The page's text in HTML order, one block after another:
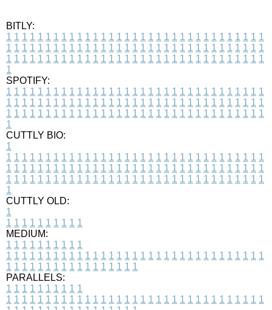
BITLY:
1 1 1 1 1 1 1 1 1 1 1 1 1 1 1 1 1 1 1 1 1 1 1 1 1 1 1 1 1 1 1 1 1
1 1 1 1 1 1 1 1 1 1 1 1 1 1 1 1 1 1 1 1 1 1 1 1 1 1 1 1 1 1 1 1 1
1 1 1 1 1 1 1 1 1 1 1 1 1 1 1 1 1 1 1 1 1 1 1 1 1 1 1 1 1 1 1 1 1
1
SPOTIFY:
1 1 1 1 1 1 1 1 1 1 1 1 1 1 1 1 1 1 1 1 1 1 1 1 1 1 1 1 1 1 1 1 1
1 1 1 1 1 1 1 1 1 1 1 1 1 1 1 1 1 1 1 1 1 1 1 1 1 1 1 1 1 1 1 1 1
1 1 1 1 1 1 1 1 1 1 1 1 1 1 1 1 1 1 1 1 1 1 1 1 1 1 1 1 1 1 1 1 1
1
CUTTLY BIO:
1
1 1 1 1 1 1 1 1 1 1 1 1 1 1 1 1 1 1 1 1 1 1 1 1 1 1 1 1 1 1 1 1 1
1 1 1 1 1 1 1 1 1 1 1 1 1 1 1 1 1 1 1 1 1 1 1 1 1 1 1 1 1 1 1 1 1
1 1 1 1 1 1 1 1 1 1 1 1 1 1 1 1 1 1 1 1 1 1 1 1 1 1 1 1 1 1 1 1 1
1
CUTTLY OLD:
1
1 1 1 1 1 1 1 1 1 1
MEDIUM:
1 1 1 1 1 1 1 1 1 1
1 1 1 1 1 1 1 1 1 1 1 1 1 1 1 1 1 1 1 1 1 1 1 1 1 1 1 1 1 1 1 1 1
1 1 1 1 1 1 1 1 1 1 1 1 1 1 1 1 1
PARALLELS:
1 1 1 1 1 1 1 1 1 1
1 1 1 1 1 1 1 1 1 1 1 1 1 1 1 1 1 1 1 1 1 1 1 1 1 1 1 1 1 1 1 1 1